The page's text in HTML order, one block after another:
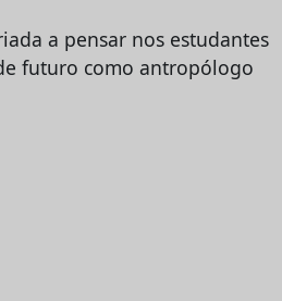
a pensar nos estudantes
futuro como antropólogo